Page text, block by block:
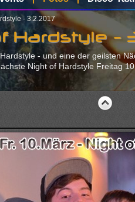
- 3.2.2017
Hardstyle -
- und eine der geilsten
Night of Hardstyle Freitag